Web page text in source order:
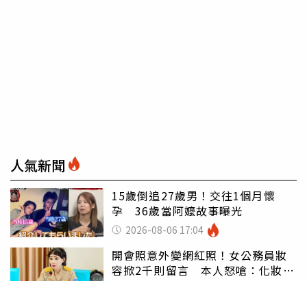
人氣新聞
15歲倒追27歲男！交往1個月懷
孕 36歲當阿嬤故事曝光
2026-08-06 17:04
開會照意外變網紅照！女公務員妝
容掀2千則留言 本人怒嗆：化妝有